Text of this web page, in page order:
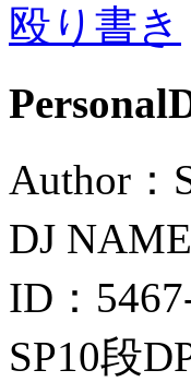
殴り書き
Author：
DJ
ID：
SP10段